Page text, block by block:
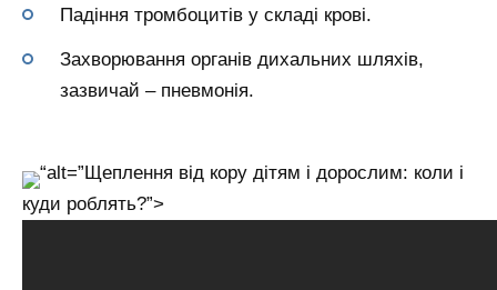
Падіння тромбоцитів у складі крові.
Захворювання органів дихальних шляхів,
зазвичай – пневмонія.
“alt=”Щеплення від кору дітям і дорослим: коли і
куди роблять?”>